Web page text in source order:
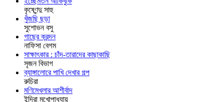
কৃষ্ণেন্দু সাহু
খুঁজছি ছড়া
সুশোভন বসু
গাছের ক্রন্দন
নাফিসা বেগম
সাক্ষাৎকার : চাঁদ-তারাদের কাছাকাছি
সৃজন বিভাগ
ব্যাঙ্গালোরে পাখি দেখার গল্প
রুচিরা
মণিমেখলার আশীর্বাদ
ইন্দিরা মুখোপাধ্যায়